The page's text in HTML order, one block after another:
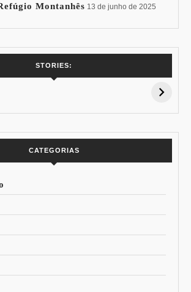
Montanhês 13 de junho de 2025
STORIES:
Pessoal: Os
CATEGORIAS